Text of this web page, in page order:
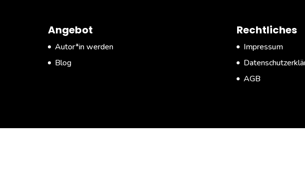
Angebot
Autor*in werden
Blog
Rechtliches
Impressum
AGB